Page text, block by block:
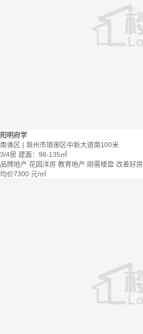
阳明府学
南谯区 | 滁州市琅琊区中新大道南100米
3/4居 建面：98-135㎡
品牌地产 花园洋房 教育地产 刚需楼盘 改善好房
均价7300 元/㎡